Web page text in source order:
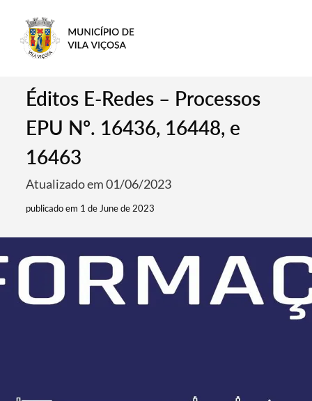
Éditos E-Redes – Processos
EPU Nº. 16436, 16448, e
16463
Atualizado em 01/06/2023
publicado em 1 de June de 2023